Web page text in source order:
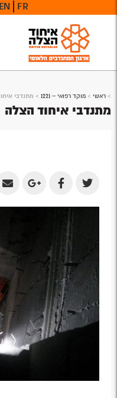
EN FR
> ראשי > מוקד רפואי – 1221 > מתנדבי
מתנדבי איחוד הצלה
Share
on
Share
on
Share
on